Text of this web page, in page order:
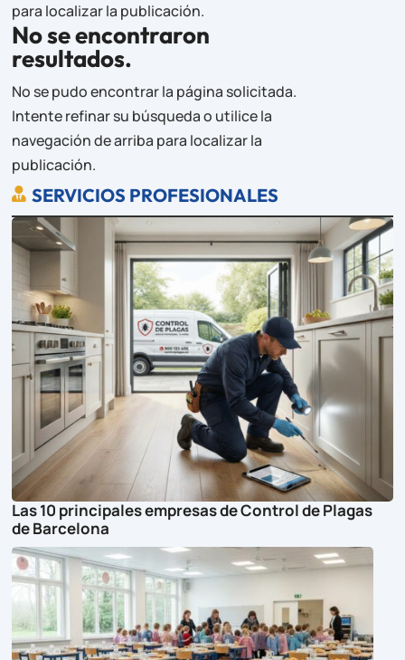
para localizar la publicación.
No se encontraron
resultados.
No se pudo encontrar la página solicitada.
Intente refinar su búsqueda o utilice la
navegación de arriba para localizar la
publicación.
 SERVICIOS PROFESIONALES
Las 10 principales empresas de Control de Plagas
de Barcelona